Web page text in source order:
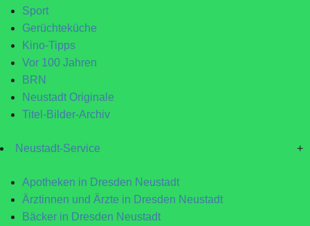
Sport
Gerüchteküche
Kino-Tipps
Vor 100 Jahren
BRN
Neustadt Originale
Titel-Bilder-Archiv
Neustadt-Service +
Apotheken in Dresden Neustadt
Ärztinnen und Ärzte in Dresden Neustadt
Bäcker in Dresden Neustadt